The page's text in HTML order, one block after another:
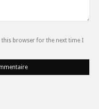
this browser for the next time I